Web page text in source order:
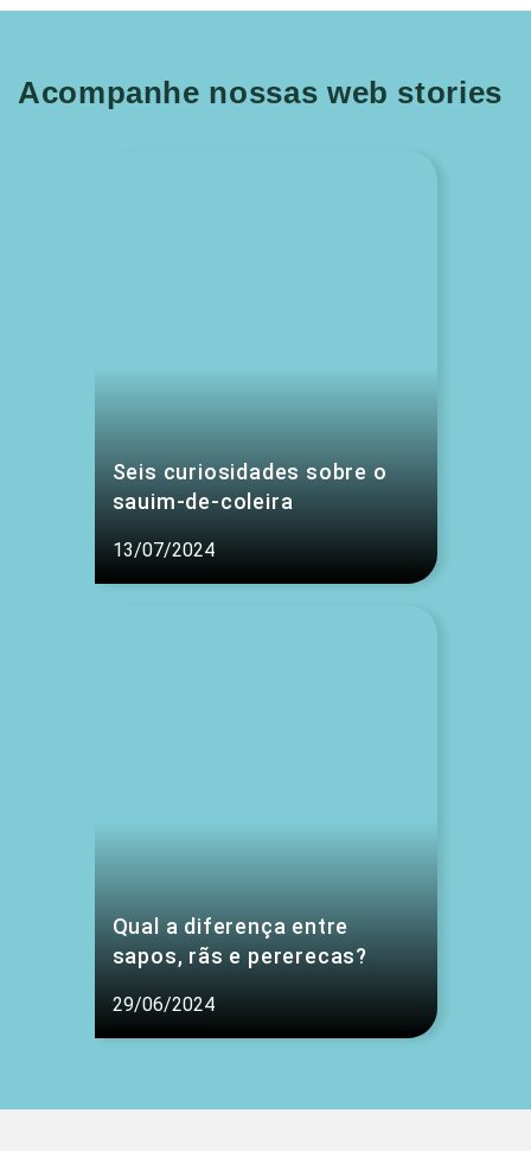
Acompanhe nossas web stories
Seis curiosidades sobre o
sauim-de-coleira
13/07/2024
Qual a diferença entre
sapos, rãs e pererecas?
29/06/2024